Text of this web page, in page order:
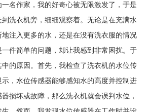
名作家，我的好奇心被无限激发了，于是
洗衣机旁，细细观察着。无论是在充满水
注入更多的水，还是在没有洗衣服的情况
件简单的问题，却让我感到非常困扰。于
的原因。首先，我检查了洗衣机的水位传
，水位传感器能够感知水的高度并控制进
损坏或故障，那么洗衣机就会误判水位，